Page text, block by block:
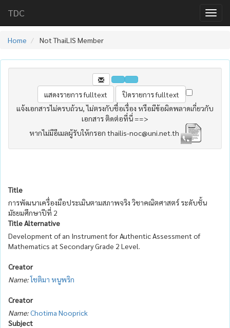
TDC
Home Not ThaiLIS Member
แจ้งเอกสารไม่ครบถ้วน, ไม่ตรงกับชื่อเรื่อง หรือมีข้อผิดพลาดเกี่ยวกับ
เอกสาร ติดต่อที่นี่ ==>
หากไม่มีอีเมลผู้รับให้กรอก thailis-noc@uni.net.th
Title
การพัฒนาเครื่องมือประเมินตามสภาพจริง วิชาคณิตศาสตร์ ระดับชั้น
มัธยมศึกษาปีที่ 2
Title Alternative
Development of an Instrument for Authentic Assessment of
Mathematics at Secondary Grade 2 Level.
Creator
Name:โชติมา หนูพริก
Creator
Name:Chotima Nooprick
Subject